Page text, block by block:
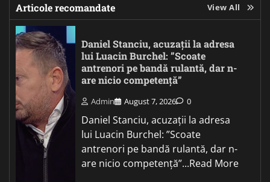
Articole recomandate View All
Daniel Stanciu, acuzații la adresa
lui Luacin Burchel: ”Scoate
antrenori pe bandă rulantă, dar n-
are nicio competență”
Admin August 7, 2026 0
Daniel Stanciu, acuzații la adresa
lui Luacin Burchel: ”Scoate
antrenori pe bandă rulantă, dar n-
are nicio competență”...Read More